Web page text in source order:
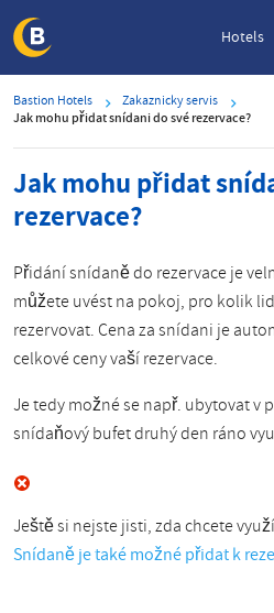
to
main
content
Hotels
Bastion Hotels
Zakaznicky servis
Jak mohu přidat snídani do své rezervace?
Jak mohu přidat
rezervace?
Přidání snídaně do rezervace je
můžete uvést na pokoj, pro kolik
rezervovat. Cena za snídani je
celkové ceny vaší rezervace.
Je tedy možné se např. ubytovat v
snídaňový bufet druhý den ráno
Ještě si nejste jisti, zda chcete
Snídaně je také možné přidat k